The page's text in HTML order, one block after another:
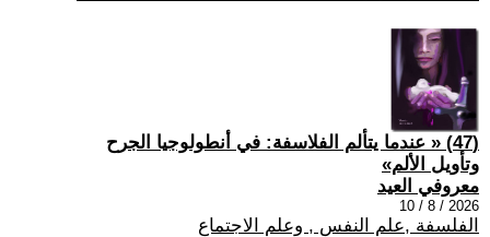
(47) « عندما يتألم الفلاسفة: في أنطولوجيا الجرح
وتأويل الألم»
معروفي العيد
2026 / 8 / 10
الفلسفة ,علم النفس , وعلم الاجتماع